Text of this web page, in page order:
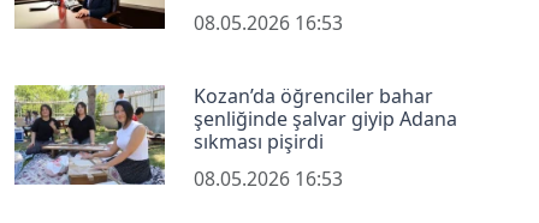
08.05.2026 16:53
Kozan’da öğrenciler bahar
şenliğinde şalvar giyip Adana
sıkması pişirdi
08.05.2026 16:53